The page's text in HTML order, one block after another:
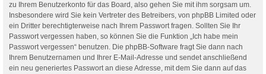
zu Ihrem Benutzerkonto für das Board, also gehen Sie mit ihm sorgsam um.
Insbesondere wird Sie kein Vertreter des Betreibers, von phpBB Limited oder
ein Dritter berechtigterweise nach Ihrem Passwort fragen. Sollten Sie Ihr
Passwort vergessen haben, so können Sie die Funktion „Ich habe mein
Passwort vergessen“ benutzen. Die phpBB-Software fragt Sie dann nach
Ihrem Benutzernamen und Ihrer E-Mail-Adresse und sendet anschließend
ein neu generiertes Passwort an diese Adresse, mit dem Sie dann auf das